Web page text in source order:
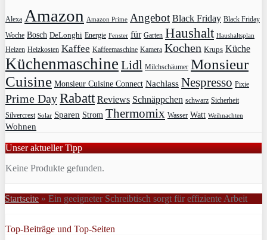
Alexa Amazon Amazon Prime Angebot Black Friday Black Friday
Woche Bosch DeLonghi Energie Fenster für Garten Haushalt Haushaltsplan
Heizen Heizkosten Kaffee Kaffeemaschine Kamera Kochen Krups Küche
Küchenmaschine Lidl Milchschäumer Monsieur
Cuisine Monsieur Cuisine Connect Nachlass Nespresso Pixie
Prime DayRabatt Reviews Schnäppchen schwarz Sicherheit
Silvercrest Solar Sparen Strom Thermomix Wasser Watt Weihnachten
Wohnen
Unser aktueller Tipp
Keine Produkte gefunden.
Startseite » Ein geeigneter Schreibtisch sorgt für effiziente Arbeit
Top-Beiträge und Top-Seiten